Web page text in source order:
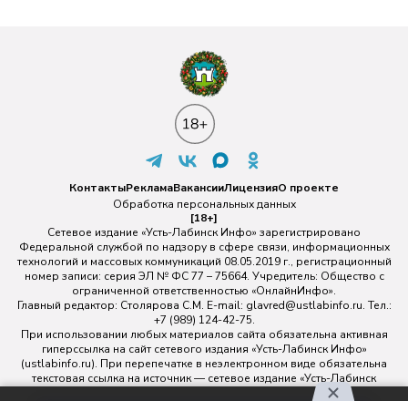
КонтактыРекламаВакансииЛицензияО проекте
Обработка персональных данных
[18+]
Сетевое издание «Усть-Лабинск Инфо» зарегистрировано
Федеральной службой по надзору в сфере связи, информационных
технологий и массовых коммуникаций 08.05.2019 г., регистрационный
номер записи: серия ЭЛ № ФС 77 – 75664. Учредитель: Общество с
ограниченной ответственностью «ОнлайнИнфо».
Главный редактор: Столярова С.М. E-mail: glavred@ustlabinfo.ru. Тел.:
+7 (989) 124-42-75.
При использовании любых материалов сайта обязательна активная
гиперссылка на сайт сетевого издания «Усть-Лабинск Инфо»
(ustlabinfo.ru). При перепечатке в неэлектронном виде обязательна
текстовая ссылка на источник — сетевое издание «Усть-Лабинск